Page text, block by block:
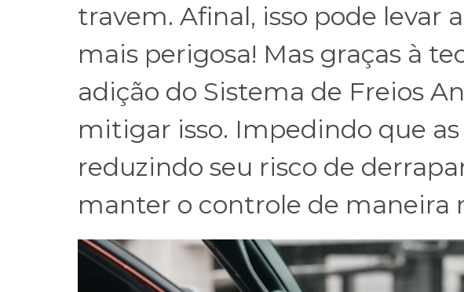
travem. Afinal, isso pode levar
mais perigosa! Mas graças à
adição do Sistema de Freios
mitigar isso. Impedindo que
reduzindo seu risco de
manter o controle de maneira